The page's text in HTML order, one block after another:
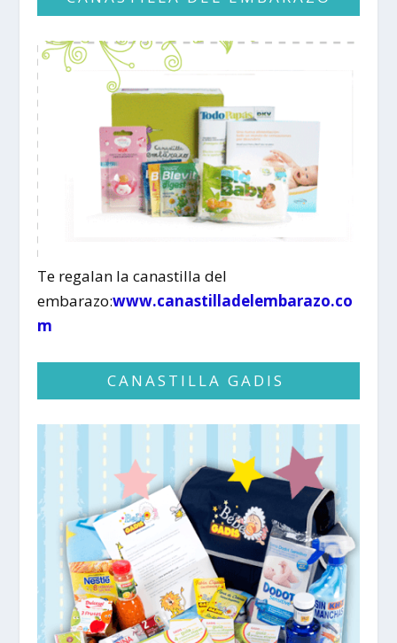
Te regalan la canastilla del
embarazo:www.canastilladelembarazo.co
m
CANASTILLA GADIS